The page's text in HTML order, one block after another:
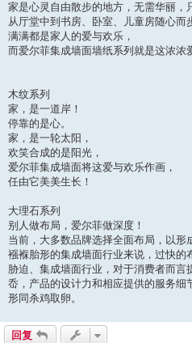
家是心灵自由散步的地方，无需华丽，
从厅堂中到书房、卧室、儿童房随心而
满满都是家人的爱与欢乐，
而爱尔菲集成墙面墙纸系列就是这浓浓
木纹系列
家，是一道岸！
停靠的是心。
家，是一轮太阳，
欢笑合成的是阳光，
爱尔菲集成墙面将这爱与欢乐作画，
任由它美美生长！
大理石系列
别人做布局，爱尔菲做深度！
当前，大多数品牌选择全面布局，以
襁褓胎形的集成墙面行业来说，过快的
胁迫、集成墙面行业，对于消费者而言
岙，产品的设计力和相应提供的服务细
形同杀鸡取卵。
回复